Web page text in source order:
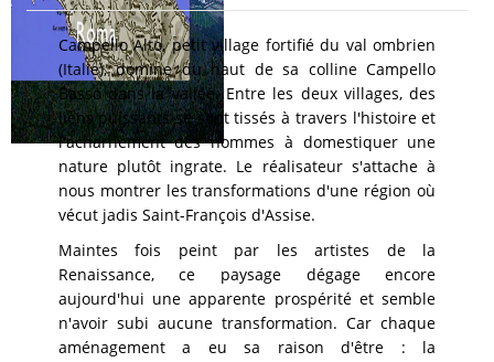
Campello Alto, petit village fortifié du val ombrien
(Italie), domine du haut de sa colline Campello
Basso dans la vallée. Entre les deux villages, des
liens puissants se sont tissés à travers l'histoire et
l'acharnement des hommes à domestiquer une
nature plutôt ingrate. Le réalisateur s'attache à
nous montrer les transformations d'une région où
vécut jadis Saint-François d'Assise.
Maintes fois peint par les artistes de la
Renaissance, ce paysage dégage encore
aujourd'hui une apparente prospérité et semble
n'avoir subi aucune transformation. Car chaque
aménagement a eu sa raison d'être : la